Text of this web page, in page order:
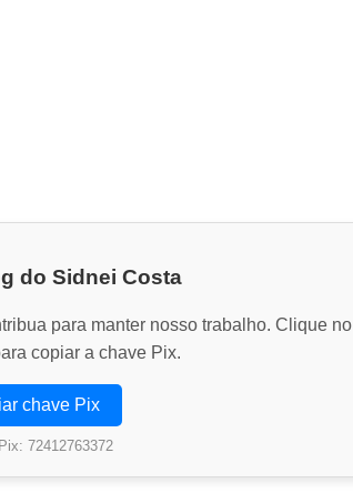
do Sidnei Costa
para manter nosso trabalho. Clique no
copiar a chave Pix.
chave Pix
72412763372